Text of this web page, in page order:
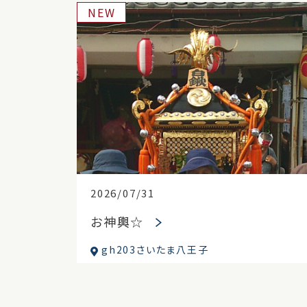
2026/07/31
NEW
お神輿☆
gh203さいたま八王子